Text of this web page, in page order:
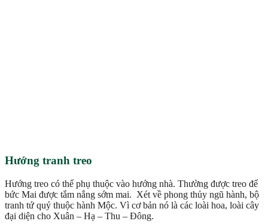
Hướng tranh treo
Hướng treo có thể phụ thuộc vào hướng nhà. Thường được treo để
bức Mai được tắm nắng sớm mai. Xét về phong thủy ngũ hành, bộ
tranh tứ quý thuộc hành Mộc. Vì cơ bản nó là các loài hoa, loài cây
đại diện cho Xuân – Hạ – Thu – Đông.